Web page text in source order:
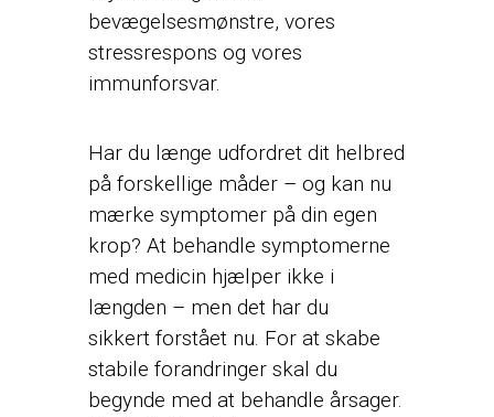
bevægelsesmønstre, vores
stressrespons og vores
immunforsvar.
Har du længe udfordret dit helbred
på forskellige måder – og kan nu
mærke symptomer på din egen
krop? At behandle symptomerne
med medicin hjælper ikke i
længden – men det har du
sikkert forstået nu. For at skabe
stabile forandringer skal du
begynde med at behandle årsager.